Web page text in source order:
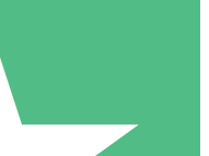
Geen maandelijkse